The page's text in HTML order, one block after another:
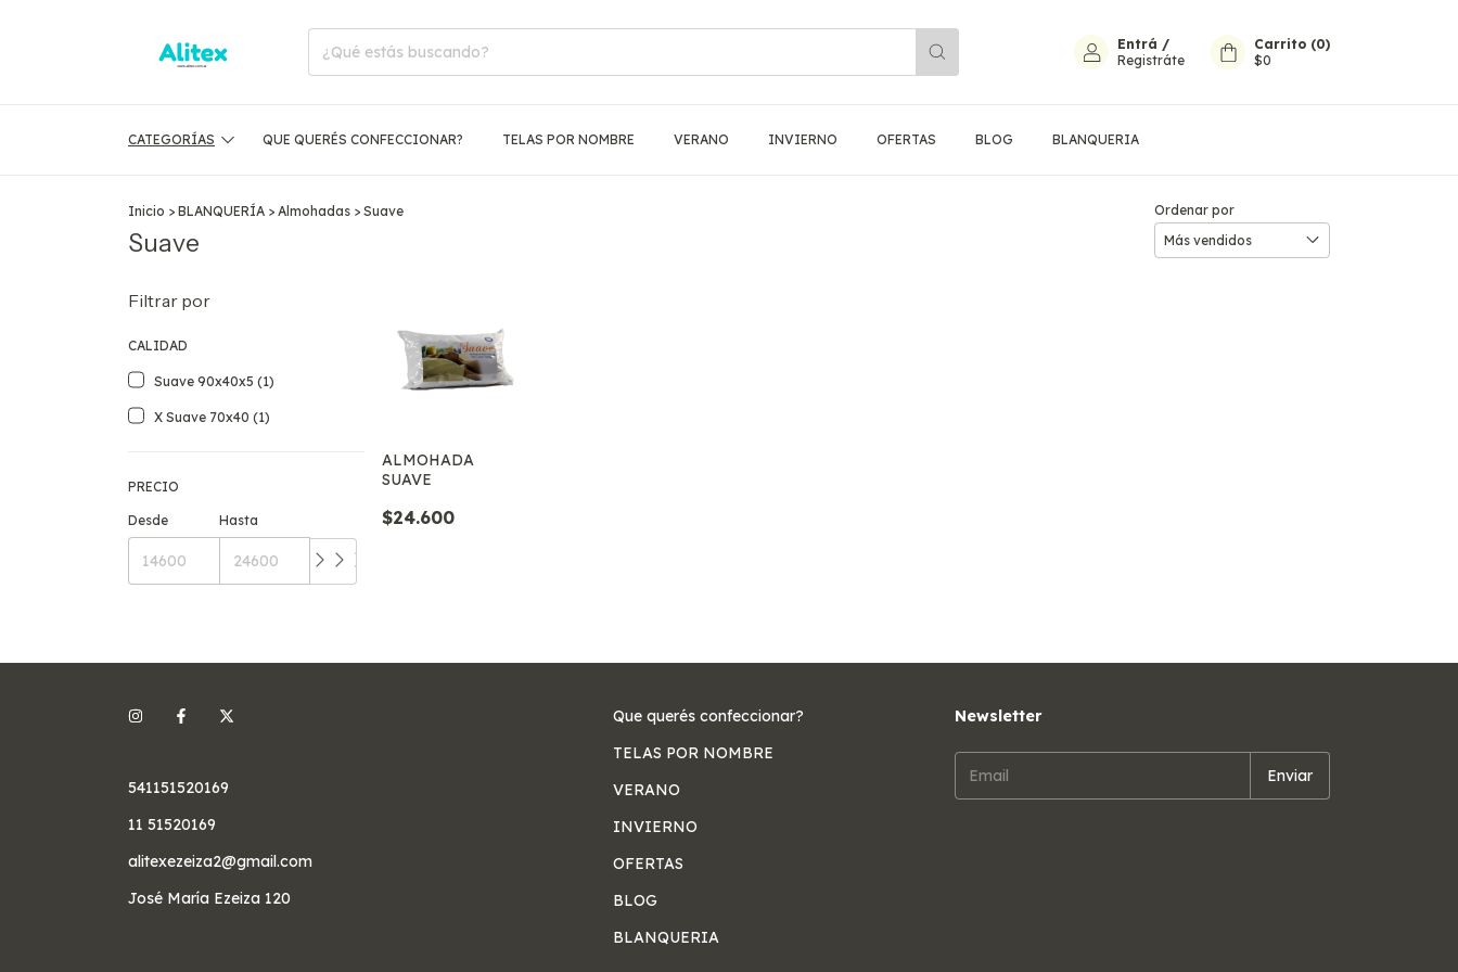
Entrá /
Registráte
Carrito (0)
$0
CATEGORÍAS QUE QUERÉS CONFECCIONAR? TELAS POR NOMBRE VERANO INVIERNO OFERTAS BLOG BLANQUERIA
Inicio > BLANQUERÍA > Almohadas > Suave
Suave
Ordenar por
Filtrar por
CALIDAD
Suave 90x40x5 (1)
X Suave 70x40 (1)
PRECIO
Desde Hasta
ALMOHADA
SUAVE
$24.600
541151520169
11 51520169
alitexezeiza2@gmail.com
José María Ezeiza 120
Que querés confeccionar?
TELAS POR NOMBRE
VERANO
INVIERNO
OFERTAS
BLOG
BLANQUERIA
Newsletter